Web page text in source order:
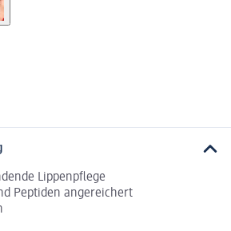
Lippenpflege
Peptiden angereichert